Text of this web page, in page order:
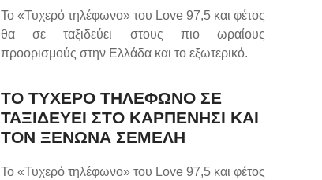
Το «Τυχερό τηλέφωνο» του Love 97,5 και φέτος
θα σε ταξιδεύει στους πιο ωραίους
προορισμούς στην Ελλάδα και το εξωτερικό.
ΤΟ ΤΥΧΕΡΟ ΤΗΛΕΦΩΝΟ ΣΕ
ΤΑΞΙΔΕΥΕΙ ΣΤΟ ΚΑΡΠΕΝΗΣΙ ΚΑΙ
ΤΟΝ ΞΕΝΩΝΑ ΣΕΜΕΛΗ
Το «Τυχερό τηλέφωνο» του Love 97,5 και φέτος